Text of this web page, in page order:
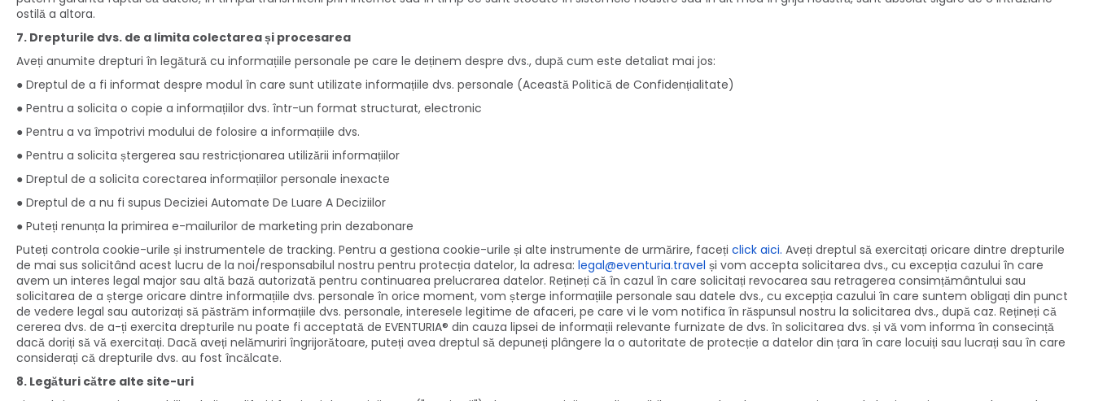
ostilă a altora.
7. Drepturile dvs. de a limita colectarea și procesarea
Aveți anumite drepturi în legătură cu informațiile personale pe care le deținem despre dvs., după cum este detaliat mai jos:
● Dreptul de a fi informat despre modul în care sunt utilizate informațiile dvs. personale (Această Politică de Confidențialitate)
● Pentru a solicita o copie a informațiilor dvs. într-un format structurat, electronic
● Pentru a va împotrivi modului de folosire a informațiile dvs.
● Pentru a solicita ștergerea sau restricționarea utilizării informațiilor
● Dreptul de a solicita corectarea informațiilor personale inexacte
● Dreptul de a nu fi supus Deciziei Automate De Luare A Deciziilor
● Puteți renunța la primirea e-mailurilor de marketing prin dezabonare
Puteți controla cookie-urile și instrumentele de tracking. Pentru a gestiona cookie-urile și alte instrumente de urmărire, faceți click aici. Aveți dreptul să exercitați oricare dintre drepturile
de mai sus solicitând acest lucru de la noi/responsabilul nostru pentru protecția datelor, la adresa: legal@eventuria.travel și vom accepta solicitarea dvs., cu excepția cazului în care
avem un interes legal major sau altă bază autorizată pentru continuarea prelucrarea datelor. Rețineți că în cazul în care solicitați revocarea sau retragerea consimțământului sau
solicitarea de a șterge oricare dintre informațiile dvs. personale în orice moment, vom șterge informațiile personale sau datele dvs., cu excepția cazului în care suntem obligați din punct
de vedere legal sau autorizați să păstrăm informațiile dvs. personale, interesele legitime de afaceri, pe care vi le vom notifica în răspunsul nostru la solicitarea dvs., după caz. Rețineți că
cererea dvs. de a-ți exercita drepturile nu poate fi acceptată de EVENTURIA® din cauza lipsei de informații relevante furnizate de dvs. în solicitarea dvs. și vă vom informa în consecință
dacă doriți să vă exercitați. Dacă aveți nelămuriri îngrijorătoare, puteți avea dreptul să depuneți plângere la o autoritate de protecție a datelor din țara în care locuiți sau lucrați sau în care
considerați că drepturile dvs. au fost încălcate.
8. Legături către alte site-uri